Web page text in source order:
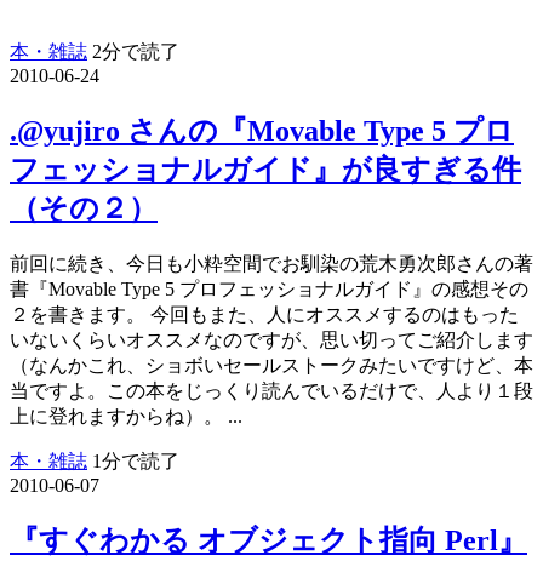
本・雑誌 2分で読了
2010-06-24
.@yujiro さんの『Movable Type 5 プロ
フェッショナルガイド』が良すぎる件
（その２）
前回に続き、今日も小粋空間でお馴染の荒木勇次郎さんの著
書『Movable Type 5 プロフェッショナルガイド』の感想その
２を書きます。 今回もまた、人にオススメするのはもった
いないくらいオススメなのですが、思い切ってご紹介します
（なんかこれ、ショボいセールストークみたいですけど、本
当ですよ。この本をじっくり読んでいるだけで、人より１段
上に登れますからね）。 ...
本・雑誌 1分で読了
2010-06-07
『すぐわかる オブジェクト指向 Perl』